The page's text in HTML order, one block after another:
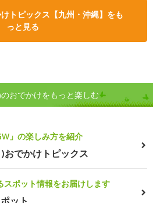
トピックス【九州・沖縄】をも
っと見る
おでかけをもっと楽しむ
」の楽しみ方を紹介
おでかけトピックス
ポット情報をお届けします